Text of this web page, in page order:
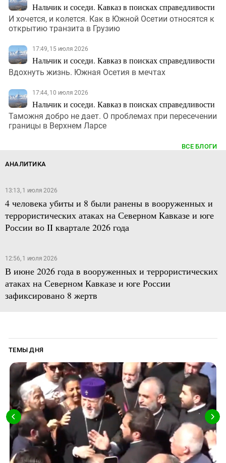
Нальчик и соседи. Кавказ в поисках справедливости
И хочется, и колется. Как в Южной Осетии относятся к
открытию транзита в Грузию
17:49, 15 июля 2026
Нальчик и соседи. Кавказ в поисках справедливости
Вдохнуть жизнь. Южная Осетия в мечтах
17:44, 10 июля 2026
Нальчик и соседи. Кавказ в поисках справедливости
Таможня добро не дает. О проблемах при пересечении
границы в Верхнем Ларсе
ВСЕ БЛОГИ
АНАЛИТИКА
13:13, 1 июля 2026
4 человека убиты и 8 были ранены в вооруженных и
террористических атаках на Северном Кавказе и юге
России во II квартале 2026 года
12:56, 1 июля 2026
В июне 2026 года в вооруженных и террористических
атаках на Северном Кавказе и юге России
зафиксировано 8 жертв
ТЕМЫ ДНЯ